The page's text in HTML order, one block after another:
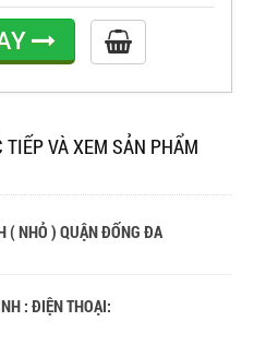
VÀ XEM SẢN PHẨM
( NHỎ ) QUẬN ĐỐNG ĐA
: ĐIỆN THOẠI: